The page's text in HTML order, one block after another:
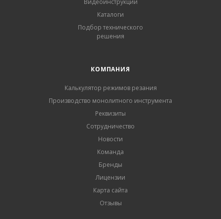
Видеоинструкции
Каталоги
Подбор технического
решения
КОМПАНИЯ
Калькулятор режимов резания
Производство монолитного инструмента
Реквизиты
Сотрудничество
Новости
Команда
Бренды
Лицензии
Карта сайта
Отзывы